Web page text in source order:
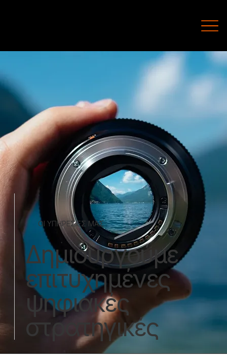
ΟΙ ΥΠΗΡΕΣΙΕΣ ΜΑΣ
Δημιουργούμε
επιτυχημένες
ψηφιακές
στρατηγικές